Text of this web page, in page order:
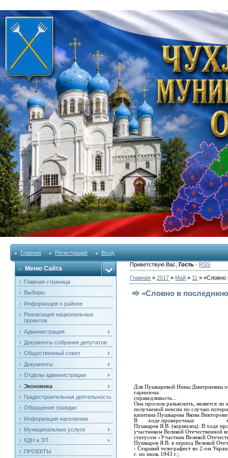
Главная Регистрация Вход
Меню Сайта
Главная страница
Выборы
Информация о районе
Реализация национальных
проектов
Администрация
Документы собрания депутатов
Общественный совет
Документы
Отделы администрации
Экономика
Градостроительная деятельность
Обращения граждан
Информация населению
Муниципальные услуги
КДН и ЗП
ПРОЕКТЫ
Приветствую Вас ,Гость · RSS
Главная »2017 » Май » 11 » «Словно
«Словно в
Для Пушкаревой Нины Дмитриевны
гарнизона
справедливость...
Она просила разъяснить, является ли
получаемой пенсии по случаю
капитана Пушкарева Якова
В ходе проверочных
Пушкарев Я.В. (кормилец). В ходе
участником Великой Отечественной
статусом «Участник Великой
Пушкарев Я.В. в период Великой
- Старший телеграфист во 2-ом
г. по июль 1943 г.;